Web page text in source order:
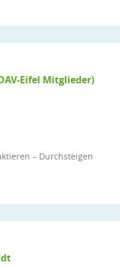
Eifel Mitglieder)
– Durchsteigen